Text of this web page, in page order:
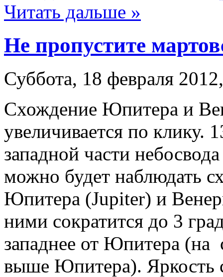
Читать дальше »
Не пропустите
Суббота, 18 февраля
Схождение Юпитера и
увеличивается по клику.
западной части
можно будет наблюдать
Юпитера (Jupiter) и
ними сократится до 3
западнее от Юпитера (на
выше Юпитера). Яркость